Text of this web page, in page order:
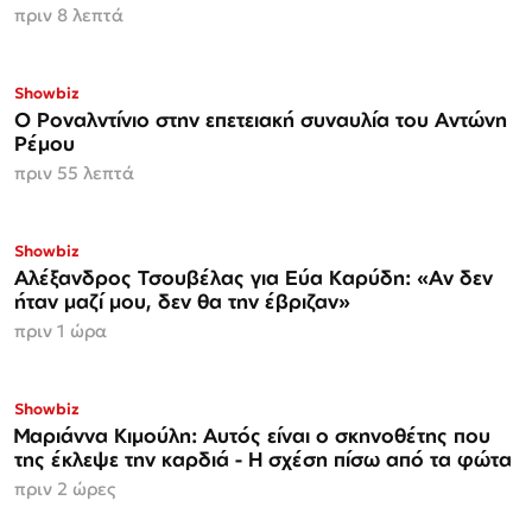
πριν 8 λεπτά
Showbiz
Ο Ροναλντίνιο στην επετειακή συναυλία του Αντώνη
Ρέμου
πριν 55 λεπτά
Showbiz
Αλέξανδρος Τσουβέλας για Εύα Καρύδη: «Αν δεν
ήταν μαζί μου, δεν θα την έβριζαν»
πριν 1 ώρα
Showbiz
Μαριάννα Κιμούλη: Αυτός είναι ο σκηνοθέτης που
της έκλεψε την καρδιά - Η σχέση πίσω από τα φώτα
πριν 2 ώρες